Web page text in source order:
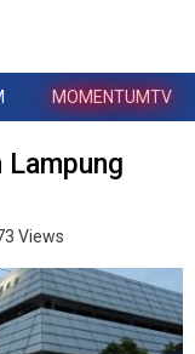
MOMENTUMTV
Lampung
Views